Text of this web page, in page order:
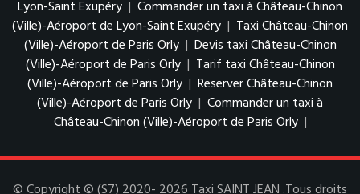
Lyon-Saint Exupéry | Commander un taxi à Château-Chinon
(Ville)-Aéroport de Lyon-Saint Exupéry | Taxi Château-Chinon
(Ville)-Aéroport de Paris Orly | Devis taxi Château-Chinon
(Ville)-Aéroport de Paris Orly | Tarif taxi Château-Chinon
(Ville)-Aéroport de Paris Orly | Reserver Château-Chinon
(Ville)-Aéroport de Paris Orly | Commander un taxi à
Château-Chinon (Ville)-Aéroport de Paris Orly |